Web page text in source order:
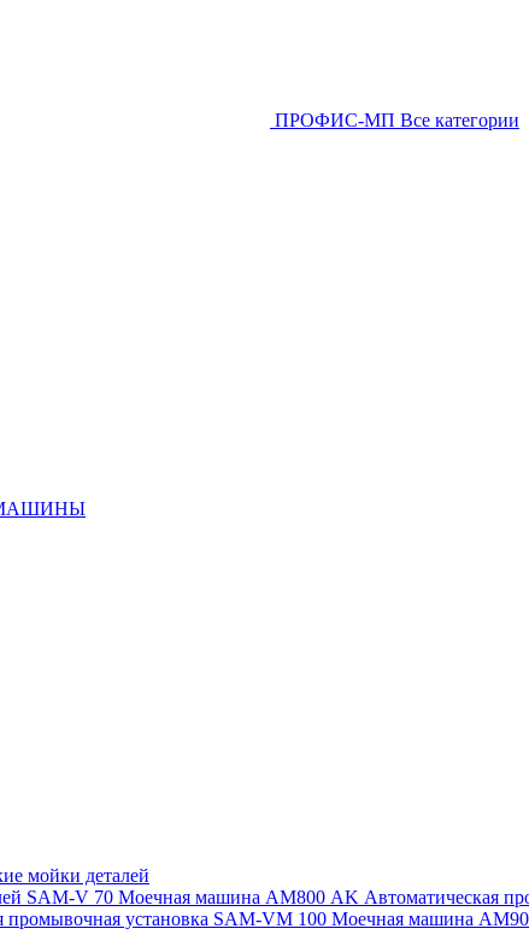
ПРОФИС-МП Все категории
мойки деталей
SAM-V 70 Моечная машина АМ800 AK Автоматическая
промывочная установка SAM-VM 100 Моечная машина